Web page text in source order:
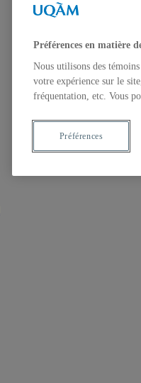
Préférences en matière
Nous utilisons des
votre expérience sur le
fréquentation, etc. Vous
Préférences